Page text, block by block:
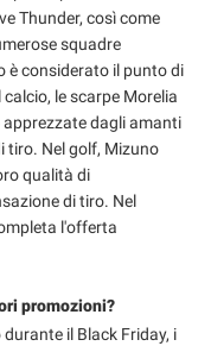
Thunder, così come
squadre
è considerato il punto di
le scarpe Morelia
apprezzate dagli amanti
tiro. Nel golf, Mizuno
qualità di
di tiro. Nel
l'offerta
promozioni?
il Black Friday, i